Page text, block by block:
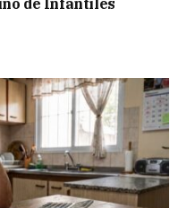
de Infantiles